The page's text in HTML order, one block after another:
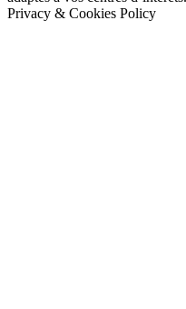
Privacy & Cookies Policy